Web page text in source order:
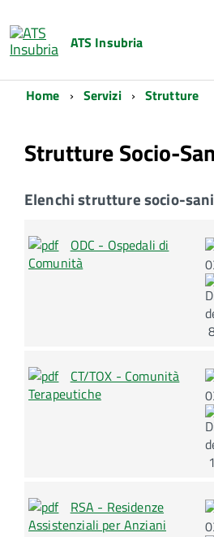
ATS Insubria
Home Servizi Strutture
Strutture Socio-
Elenchi strutture socio-
ODC - Ospedali di
Comunità
CT/TOX - Comunità
Terapeutiche
RSA - Residenze
Assistenziali per Anziani